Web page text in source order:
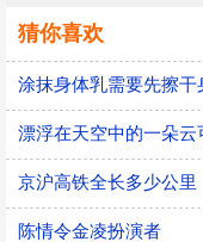
猜你喜欢
涂抹身体乳需要先擦干
漂浮在天空中的一朵云
京沪高铁全长多少公里
陈情令金凌扮演者